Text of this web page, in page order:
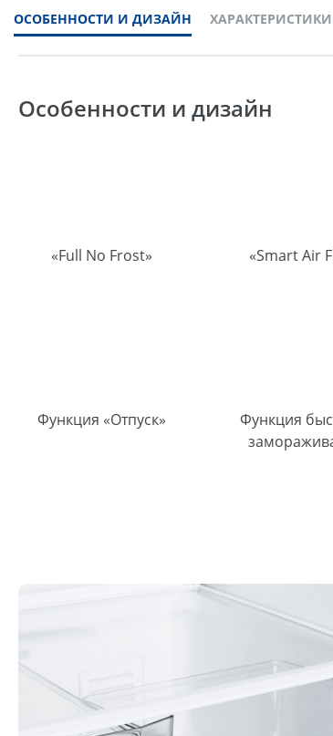
ОСОБЕННОСТИ И ДИЗАЙН ХАРАКТЕРИСТИКИ
Особенности и дизайн
«Full No Frost» «Smart Air
Функция «Отпуск»
Функция